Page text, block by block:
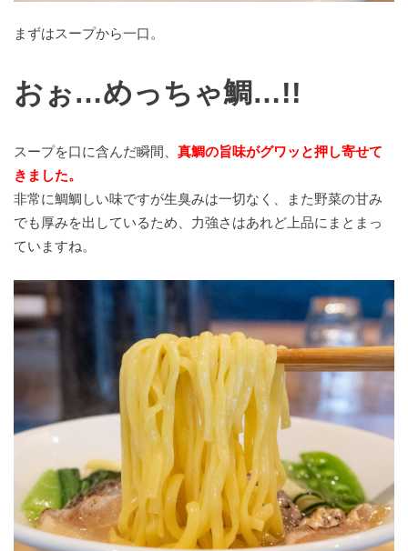
まずはスープから一口。
おぉ…めっちゃ鯛…!!
スープを口に含んだ瞬間、 真鯛の旨味がグワッと押し寄せて
きました。
非常に鯛鯛しい味ですが生臭みは一切なく、また野菜の甘み
でも厚みを出しているため、力強さはあれど上品にまとまっ
ていますね。